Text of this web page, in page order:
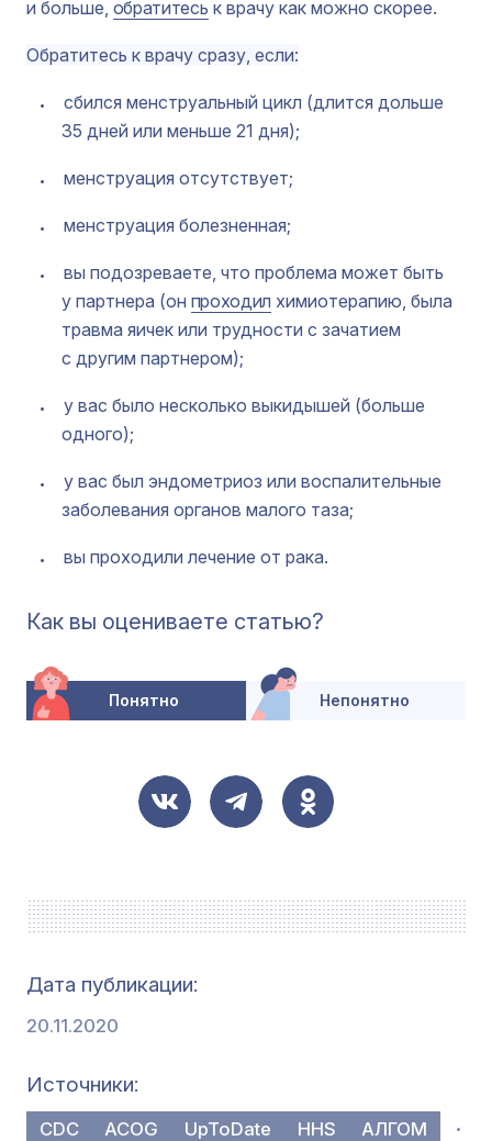
и больше, обратитесь к врачу как можно скорее.
Обратитесь к врачу сразу, если:
сбился менструальный цикл (длится дольше
35 дней или меньше 21 дня);
менструация отсутствует;
менструация болезненная;
вы подозреваете, что проблема может быть
у партнера (он проходил химиотерапию, была
травма яичек или трудности с зачатием
с другим партнером);
у вас было несколько выкидышей (больше
одного);
у вас был эндометриоз или воспалительные
заболевания органов малого таза;
вы проходили лечение от рака.
Как вы оцениваете статью?
Понятно Непонятно
Дата публикации
20.11.2020
Источники
CDC ACOG UpToDate HHS
АЛГОМ